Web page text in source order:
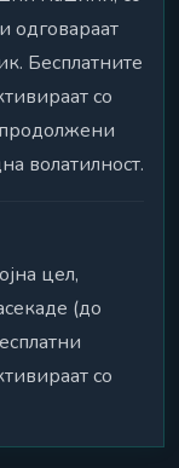
одговараат
Бесплатните
со
волатилност.
цел,
(до
со